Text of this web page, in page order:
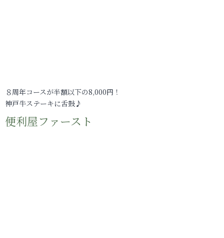
８周年コースが半額以下の8,000円！
神戸牛ステーキに舌鼓♪
便利屋ファースト